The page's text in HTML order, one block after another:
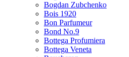
Bogdan Zubchenko
Bois 1920
Bon Parfumeur
Bond No.9
Bottega Profumiera
Bottega Veneta